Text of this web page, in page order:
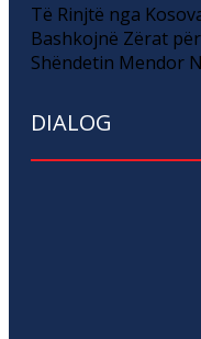
Të Rinjtë nga
Bashkojnë Zërat
Shëndetin Mendor
DIALOG